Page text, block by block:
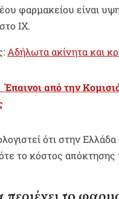
φαρμακείου είναι
ΙΧ.
Αδήλωτα ακίνητα και
Έπαινοι από την
ότι στην
το κόστος